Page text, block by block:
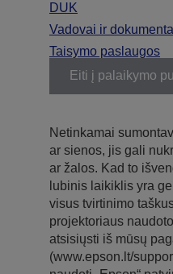
DUK
Vadovai ir
Taisymo paslaugos
Eiti į palaikymo
Netinkamai
ar sienos, jis gali
ar žalos. Kad to
lubinis laikiklis yra
visus tvirtinimo
projektoriaus
atsisiųsti iš mūsų
(www.epson.lt/